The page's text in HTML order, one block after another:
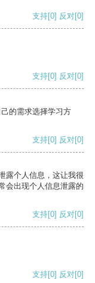
支持[0] 反对[0]
支持[0] 反对[0]
的需求选择学习方
支持[0] 反对[0]
露个人信息，这让我很
会出现个人信息泄露的
支持[0] 反对[0]
支持[0] 反对[0]